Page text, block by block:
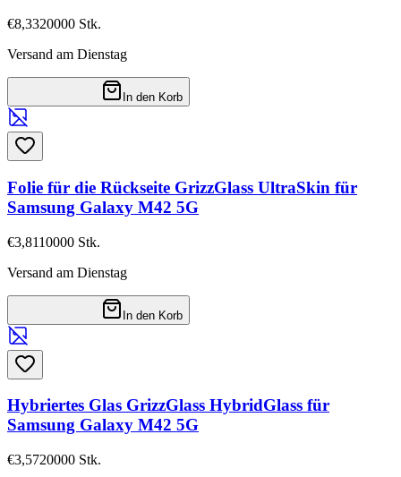
€8,3320000 Stk.
Versand am Dienstag
In den Korb
Folie für die Rückseite GrizzGlass UltraSkin für
Samsung Galaxy M42 5G
€3,8110000 Stk.
Versand am Dienstag
In den Korb
Hybriertes Glas GrizzGlass HybridGlass für
Samsung Galaxy M42 5G
€3,5720000 Stk.